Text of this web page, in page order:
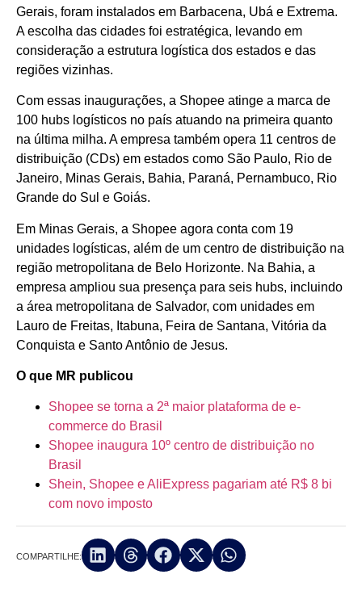
Gerais, foram instalados em Barbacena, Ubá e Extrema.
A escolha das cidades foi estratégica, levando em
consideração a estrutura logística dos estados e das
regiões vizinhas.
Com essas inaugurações, a Shopee atinge a marca de
100 hubs logísticos no país atuando na primeira quanto
na última milha. A empresa também opera 11 centros de
distribuição (CDs) em estados como São Paulo, Rio de
Janeiro, Minas Gerais, Bahia, Paraná, Pernambuco, Rio
Grande do Sul e Goiás.
Em Minas Gerais, a Shopee agora conta com 19
unidades logísticas, além de um centro de distribuição na
região metropolitana de Belo Horizonte. Na Bahia, a
empresa ampliou sua presença para seis hubs, incluindo
a área metropolitana de Salvador, com unidades em
Lauro de Freitas, Itabuna, Feira de Santana, Vitória da
Conquista e Santo Antônio de Jesus.
O que MR publicou
Shopee se torna a 2ª maior plataforma de e-
commerce do Brasil
Shopee inaugura 10º centro de distribuição no
Brasil
Shein, Shopee e AliExpress pagariam até R$ 8 bi
com novo imposto
COMPARTILHE: